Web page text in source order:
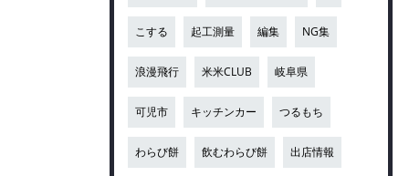
こする 起工測量 編集 NG集
浪漫飛行 米米CLUB 岐阜県
可児市 キッチンカー つるもち
わらび餅 飲むわらび餅 出店情報